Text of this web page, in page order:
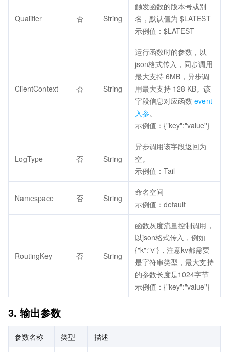
Qualifier 否 String
触发函数的版本号或别
名，默认值为 $LATEST
示例值：$LATEST
ClientContext 否 String
运行函数时的参数，以
json格式传入，同步调用
最大支持 6MB，异步调
用最大支持 128 KB。该
字段信息对应函数 event
入参。
示例值：{"key":"value"}
LogType 否 String
异步调用该字段返回为
空。
示例值：Tail
Namespace 否 String
命名空间
示例值：default
RoutingKey 否 String
函数灰度流量控制调用，
以json格式传入，例如
{"k":"v"}，注意kv都需要
是字符串类型，最大支持
的参数长度是1024字节
示例值：{"key":"value"}
3. 输出参数
参数名称 类型 描述